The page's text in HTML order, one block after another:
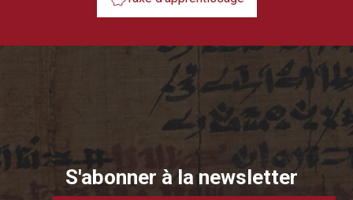
S'abonner à la newsletter